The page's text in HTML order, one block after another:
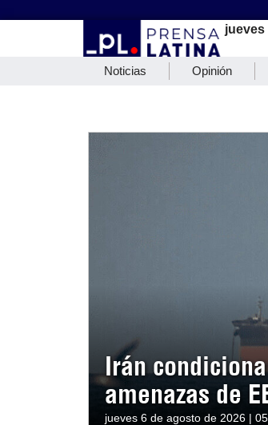
jueves
Noticias Opinión
Irán
amenazas de
jueves 6 de agosto de 2026 |